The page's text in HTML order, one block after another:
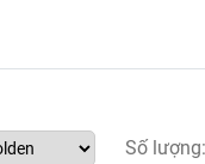
Số lượng: